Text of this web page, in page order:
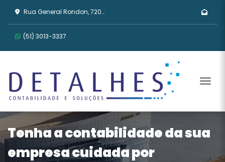
Rua General Rondon, 720 - Tristeza, Porto Alegre/RS
(51) 3013-3337
Tenha a contabilidade da sua
empresa cuidada por